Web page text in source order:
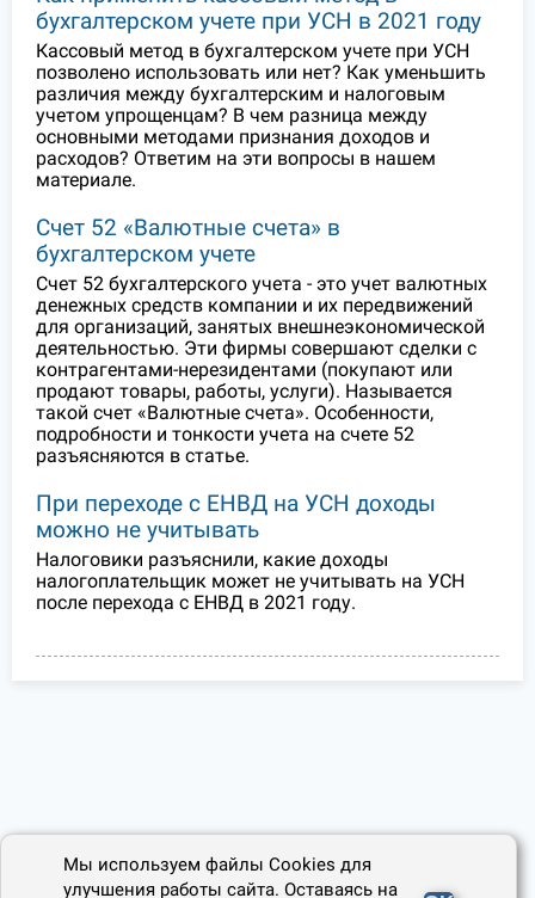
бухгалтерском учете при УСН в 2021 году
Кассовый метод в бухгалтерском учете при УСН
позволено использовать или нет? Как уменьшить
различия между бухгалтерским и налоговым
учетом упрощенцам? В чем разница между
основными методами признания доходов и
расходов? Ответим на эти вопросы в нашем
материале.
Счет 52 «Валютные счета» в
бухгалтерском учете
Счет 52 бухгалтерского учета - это учет валютных
денежных средств компании и их передвижений
для организаций, занятых внешнеэкономической
деятельностью. Эти фирмы совершают сделки с
контрагентами-нерезидентами (покупают или
продают товары, работы, услуги). Называется
такой счет «Валютные счета». Особенности,
подробности и тонкости учета на счете 52
разъясняются в статье.
При переходе с ЕНВД на УСН доходы
можно не учитывать
Налоговики разъяснили, какие доходы
налогоплательщик может не учитывать на УСН
после перехода с ЕНВД в 2021 году.
Мы используем файлы Cookies для
улучшения работы сайта. Оставаясь на